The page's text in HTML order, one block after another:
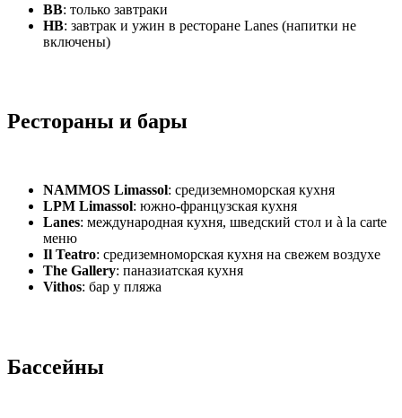
BB: только завтраки
HB: завтрак и ужин в ресторане Lanes (напитки не
включены)
Рестораны и бары
NAMMOS Limassol: средиземноморская кухня
LPM Limassol: южно-французская кухня
Lanes: международная кухня, шведский стол и à la carte
меню
Il Teatro: средиземноморская кухня на свежем воздухе
The Gallery: паназиатская кухня
Vithos: бар у пляжа
Бассейны